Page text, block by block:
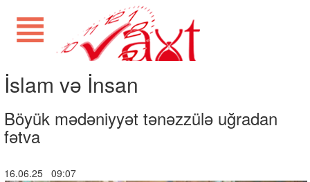
İslam və İnsan
Böyük mədəniyyət tənəzzülə uğradan
fətva
16.06.25 09:07